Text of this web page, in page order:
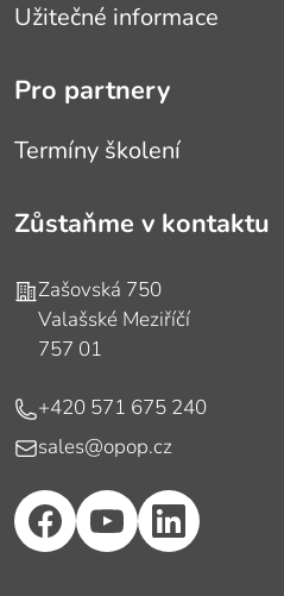
Užitečné informace
Pro partnery
Termíny školení
Zůstaňme v kontaktu
Adresa
Zašovská 750
Valašské Meziříčí
757 01
Telefon
+420 571 675 240
E-mail
sales@opop.cz